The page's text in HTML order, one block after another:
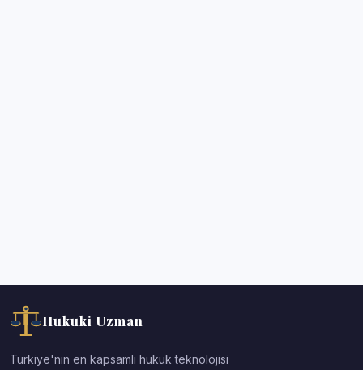
Hukuki Uzman
Turkiye'nin en kapsamli hukuk teknolojisi